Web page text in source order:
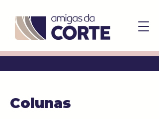
Colunas